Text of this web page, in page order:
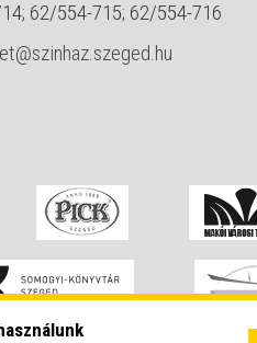
62/554-715; 62/554-716